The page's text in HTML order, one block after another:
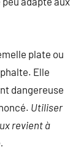
plate ou
Elle
dangereuse
Utiliser
revient à